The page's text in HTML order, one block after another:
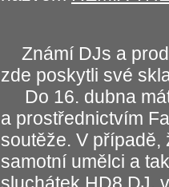
Známí DJs a
zde poskytli své
Do 16. dubna
a prostřednictvím
soutěže. V
samotní umělci a